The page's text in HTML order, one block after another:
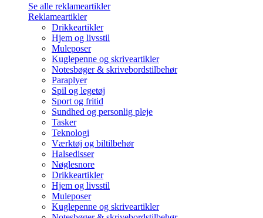
Se alle reklameartikler
Reklameartikler
Drikkeartikler
Hjem og livsstil
Muleposer
Kuglepenne og skriveartikler
Notesbøger & skrivebordstilbehør
Paraplyer
Spil og legetøj
Sport og fritid
Sundhed og personlig pleje
Tasker
Teknologi
Værktøj og biltilbehør
Halsedisser
Nøglesnore
Drikkeartikler
Hjem og livsstil
Muleposer
Kuglepenne og skriveartikler